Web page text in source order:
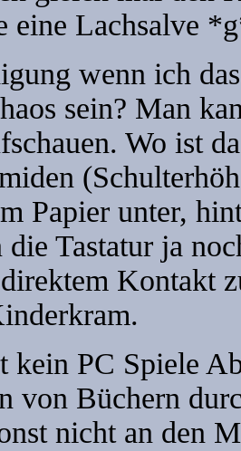
eine Lachsalve
wenn ich
sein? Man
Wo ist
Papier unter,
Tastatur ja
Kontakt
kein PC Spiele
von Büchern
nicht an den